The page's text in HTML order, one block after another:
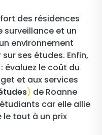
des résidences
surveillance et un
environnement
ses études. Enfin,
évaluez le coût du
et aux services
) de Roanne
car elle allie
tout à un prix